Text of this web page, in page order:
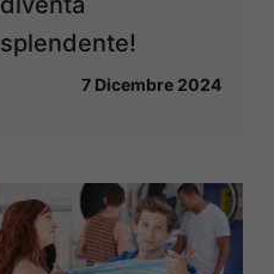
splendente!
7 Dicembre 2024